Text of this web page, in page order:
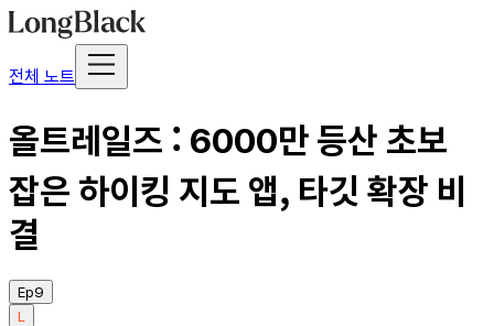
전체 노트
올트레일즈 : 6000만 등산 초보
잡은 하이킹 지도 앱, 타깃 확장 비
결
Ep9
L